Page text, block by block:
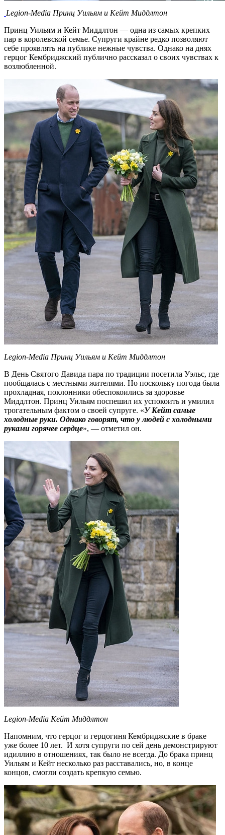
Legion-Media Принц Уильям и Кейт Миддлтон
Принц Уильям и Кейт Миддлтон — одна из самых крепких
пар в королевской семье. Супруги крайне редко позволяют
себе проявлять на публике нежные чувства. Однако на днях
герцог Кембриджский публично рассказал о своих чувствах к
возлюбленной.
Legion-Media Принц Уильям и Кейт Миддлтон
В День Святого Давида пара по традиции посетила Уэльс, где
пообщалась с местными жителями. Но поскольку погода была
прохладная, поклонники обеспокоились за здоровье
Миддлтон. Принц Уильям поспешил их успокоить и умилил
трогательным фактом о своей супруге. «У Кейт самые
холодные руки. Однако говорят, что у людей с холодными
руками горячее сердце», — отметил он.
Legion-Media Кейт Миддлтон
Напомним, что герцог и герцогиня Кембриджские в браке
уже более 10 лет. И хотя супруги по сей день демонстрируют
идиллию в отношениях, так было не всегда. До брака принц
Уильям и Кейт несколько раз расставались, но, в конце
концов, смогли создать крепкую семью.